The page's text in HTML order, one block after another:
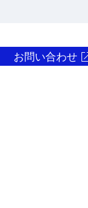
お問い合わせ